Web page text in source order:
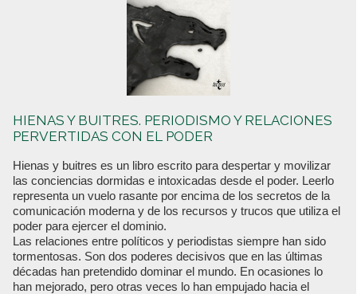
HIENAS Y BUITRES. PERIODISMO Y RELACIONES
PERVERTIDAS CON EL PODER
Hienas y buitres es un libro escrito para despertar y movilizar
las conciencias dormidas e intoxicadas desde el poder. Leerlo
representa un vuelo rasante por encima de los secretos de la
comunicación moderna y de los recursos y trucos que utiliza el
poder para ejercer el dominio.
Las relaciones entre políticos y periodistas siempre han sido
tormentosas. Son dos poderes decisivos que en las últimas
décadas han pretendido dominar el mundo. En ocasiones lo
han mejorado, pero otras veces lo han empujado hacia el